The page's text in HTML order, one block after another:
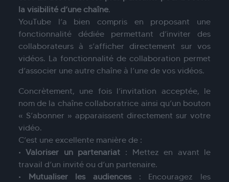
la visibilité d’une chaîne.
YouTube l’a bien compris en proposant une
fonctionnalité dédiée permettant d’inviter des
collaborateurs à s’afficher directement sur vos
vidéos. La fonctionnalité de collaboration permet
d’associer une autre chaîne à l’une de vos vidéos.
Concrètement, une fois l’invitation acceptée, le
nom de la chaîne collaboratrice ainsi qu’un bouton
« S’abonner » apparaissent directement sur votre
vidéo.
C’est une excellente manière de :
•Valoriser un partenariat : Mettez en avant le
travail d’un invité ou d’un partenaire.
• Mutualiser les audiences : Encouragez les